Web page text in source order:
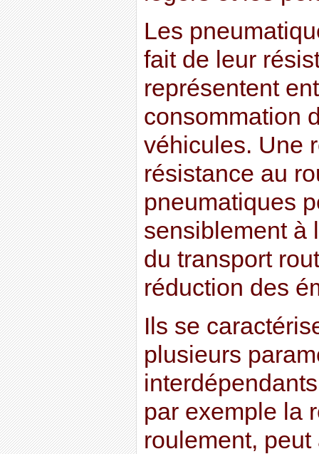
Les
fait de leur
représentent
consommation
véhicules. Une
résistance au
pneumatiques
sensiblement à
du transport
réduction des
Ils se
plusieurs
par exemple la
roulement,